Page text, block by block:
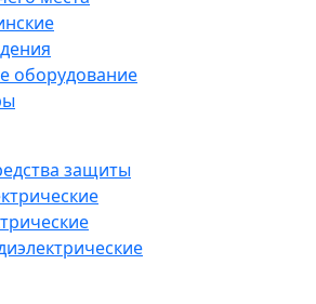
оборудование
защиты